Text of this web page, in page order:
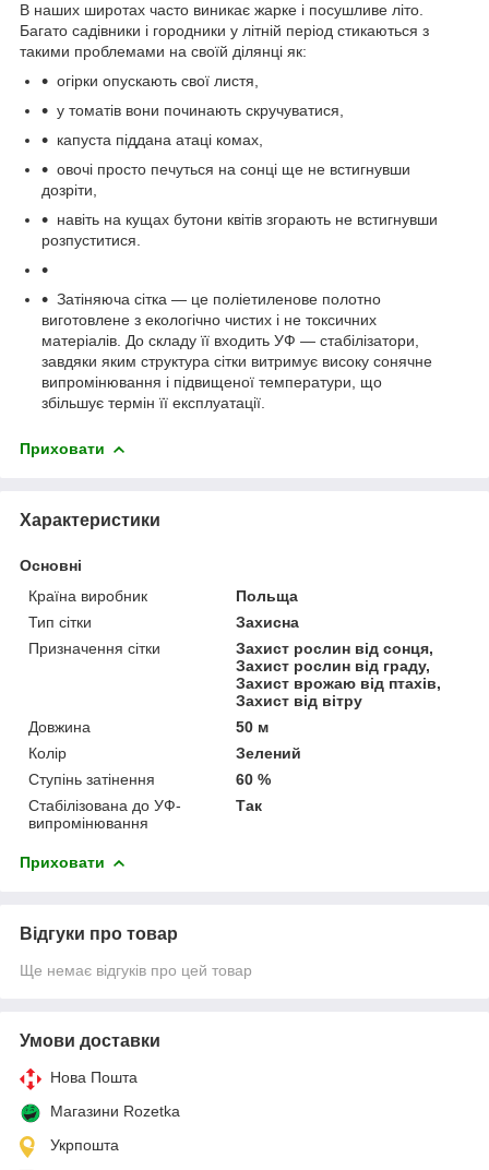
В наших широтах часто виникає жарке і посушливе літо.
Багато садівники і городники у літній період стикаються з
такими проблемами на своїй ділянці як:
огірки опускають свої листя,
у томатів вони починають скручуватися,
капуста піддана атаці комах,
овочі просто печуться на сонці ще не встигнувши
дозріти,
навіть на кущах бутони квітів згорають не встигнувши
розпуститися.
Затіняюча сітка — це поліетиленове полотно
виготовлене з екологічно чистих і не токсичних
матеріалів. До складу її входить УФ — стабілізатори,
завдяки яким структура сітки витримує високу сонячне
випромінювання і підвищеної температури, що
збільшує термін її експлуатації.
Приховати
Характеристики
Основні
Країна виробник
Польща
Тип сітки
Захисна
Призначення сітки
Захист рослин від сонця,
Захист рослин від граду,
Захист врожаю від птахів,
Захист від вітру
Довжина
50 м
Колір
Зелений
Ступінь затінення
60 %
Стабілізована до УФ-
випромінювання
Так
Приховати
Відгуки про товар
Ще немає відгуків про цей товар
Умови доставки
Нова Пошта
Магазини Rozetka
Укрпошта